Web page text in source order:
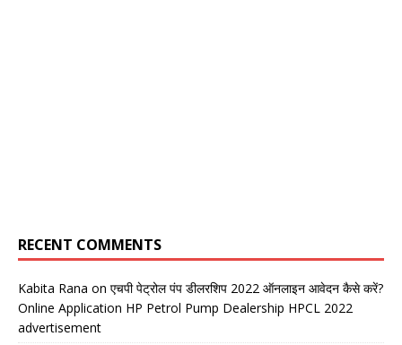
RECENT COMMENTS
Kabita Rana on एचपी पेट्रोल पंप डीलरशिप 2022 ऑनलाइन आवेदन कैसे करें?
Online Application HP Petrol Pump Dealership HPCL 2022
advertisement